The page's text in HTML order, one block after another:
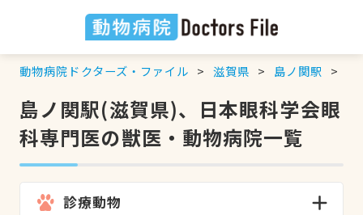
動物病院ドクターズ・ファイル 滋賀県 島ノ関駅
島ノ関駅(滋賀県)、日本眼科学会眼
科専門医の獣医・動物病院一覧
診療動物